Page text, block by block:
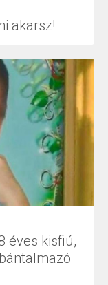
akarsz!
éves kisfiú,